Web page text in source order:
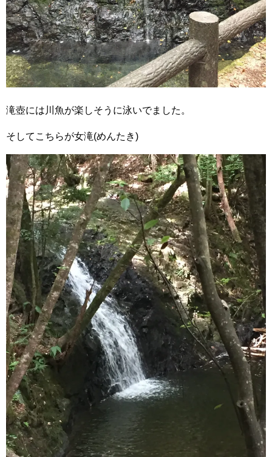
滝壺には川魚が楽しそうに泳いでました。
そしてこちらが女滝(めんたき)